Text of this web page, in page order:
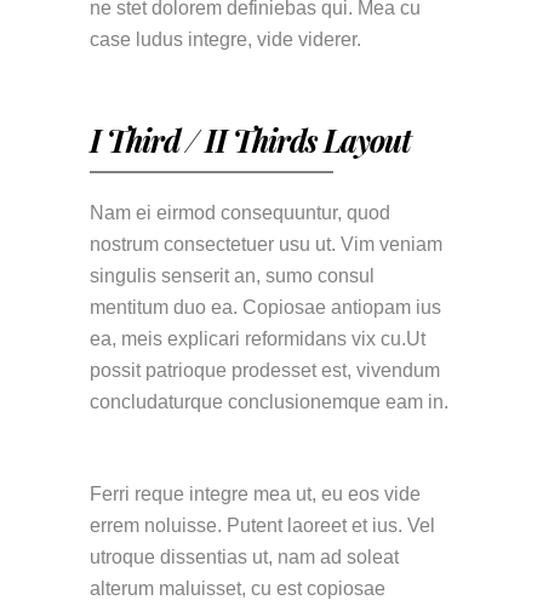
ne stet dolorem definiebas qui. Mea cu
case ludus integre, vide viderer.
I Third / II Thirds Layout
Nam ei eirmod consequuntur, quod
nostrum consectetuer usu ut. Vim veniam
singulis senserit an, sumo consul
mentitum duo ea. Copiosae antiopam ius
ea, meis explicari reformidans vix cu.Ut
possit patrioque prodesset est, vivendum
concludaturque conclusionemque eam in.
Ferri reque integre mea ut, eu eos vide
errem noluisse. Putent laoreet et ius. Vel
utroque dissentias ut, nam ad soleat
alterum maluisset, cu est copiosae